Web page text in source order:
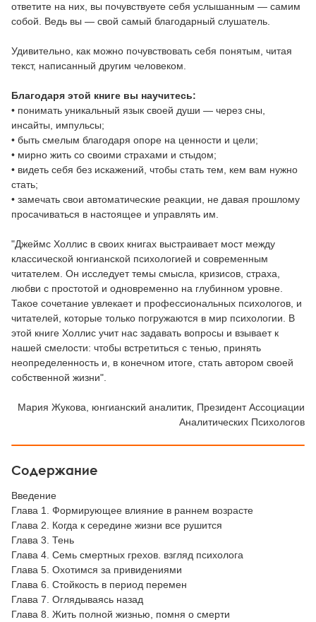
ответите на них, вы почувствуете себя услышанным — самим
собой. Ведь вы — свой самый благодарный слушатель.
Удивительно, как можно почувствовать себя понятым, читая
текст, написанный другим человеком.
Благодаря этой книге вы научитесь:
• понимать уникальный язык своей души — через сны,
инсайты, импульсы;
• быть смелым благодаря опоре на ценности и цели;
• мирно жить со своими страхами и стыдом;
• видеть себя без искажений, чтобы стать тем, кем вам нужно
стать;
• замечать свои автоматические реакции, не давая прошлому
просачиваться в настоящее и управлять им.
"Джеймс Холлис в своих книгах выстраивает мост между
классической юнгианской психологией и современным
читателем. Он исследует темы смысла, кризисов, страха,
любви с простотой и одновременно на глубинном уровне.
Такое сочетание увлекает и профессиональных психологов, и
читателей, которые только погружаются в мир психологии. В
этой книге Холлис учит нас задавать вопросы и взывает к
нашей смелости: чтобы встретиться с тенью, принять
неопределенность и, в конечном итоге, стать автором своей
собственной жизни".
Мария Жукова, юнгианский аналитик, Президент Ассоциации
Аналитических Психологов
Содержание
Введение
Глава 1. Формирующее влияние в раннем возрасте
Глава 2. Когда к середине жизни все рушится
Глава 3. Тень
Глава 4. Семь смертных грехов. взгляд психолога
Глава 5. Охотимся за привидениями
Глава 6. Стойкость в период перемен
Глава 7. Оглядываясь назад
Глава 8. Жить полной жизнью, помня о смерти